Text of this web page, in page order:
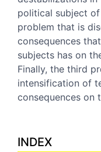
political subject
problem that is
consequences
subjects has on
Finally, the third
intensification of
consequences on
INDEX